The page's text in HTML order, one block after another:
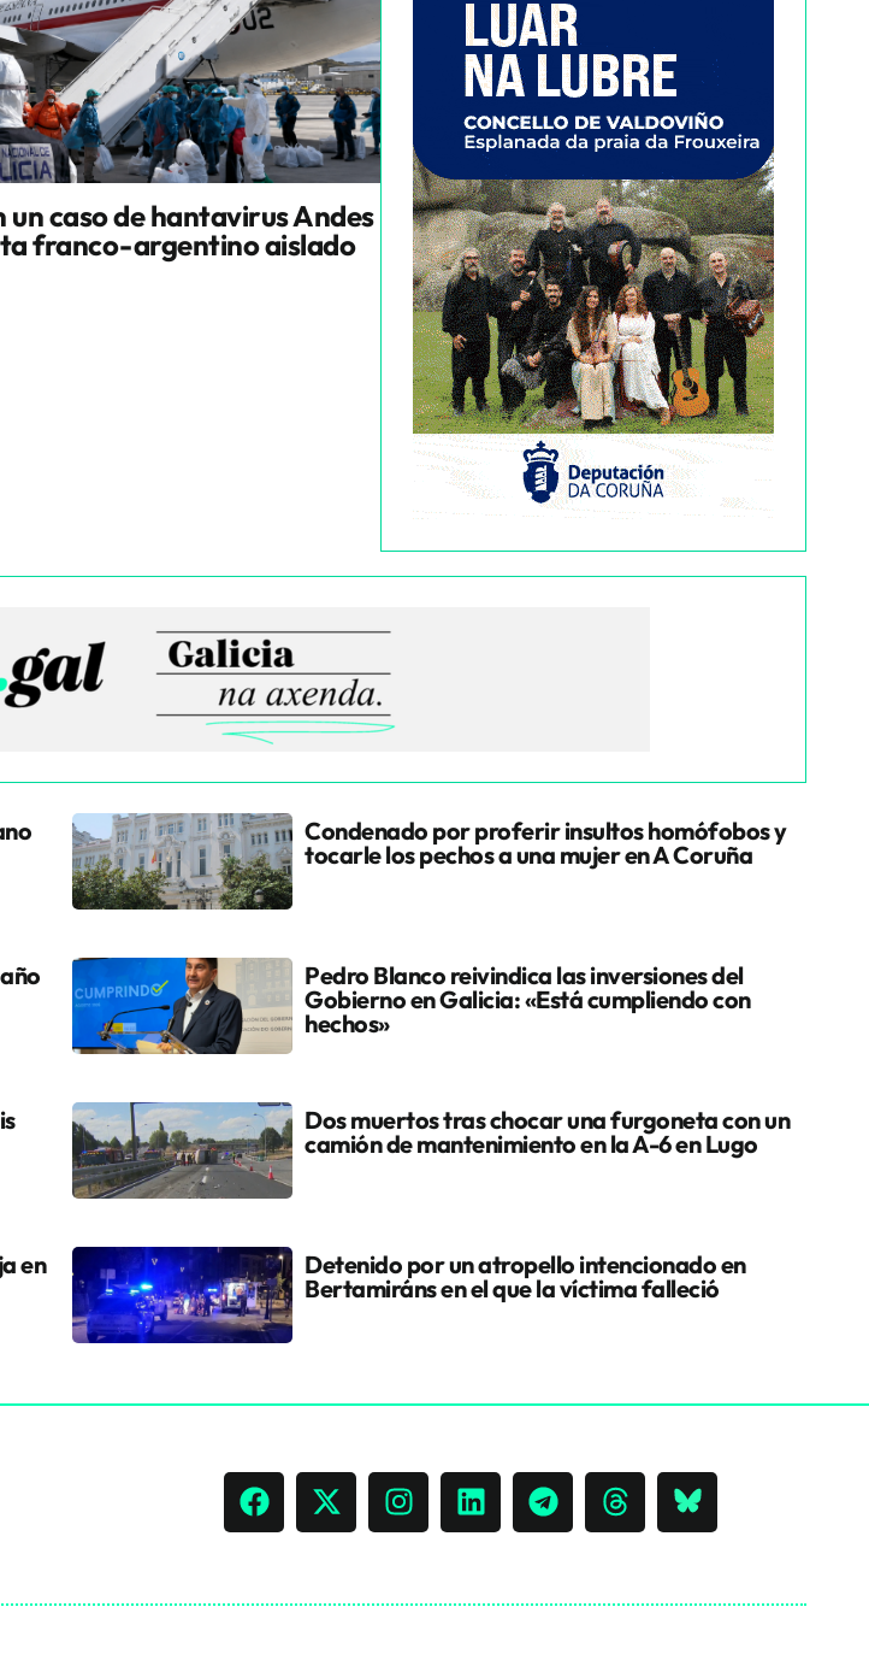
caso de hantavirus Andes
franco-argentino aislado
Condenado por proferir insultos homófobos y
tocarle los pechos a una mujer en A Coruña
Pedro Blanco reivindica las inversiones del
Gobierno en Galicia: «Está cumpliendo con
hechos»
Dos muertos tras chocar una furgoneta con un
camión de mantenimiento en la A-6 en Lugo
en
Detenido por un atropello intencionado en
Bertamiráns en el que la víctima falleció